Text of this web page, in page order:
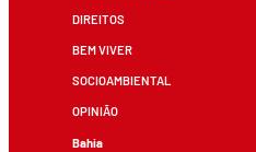
DIREITOS
BEM VIVER
SOCIOAMBIENTAL
OPINIÃO
Bahia